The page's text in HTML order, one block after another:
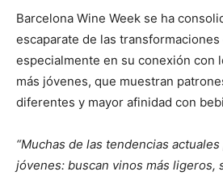
Barcelona Wine Week se ha
escaparate de las
especialmente en su conexión con
más jóvenes, que muestran
diferentes y mayor afinidad con
“Muchas de las tendencias
jóvenes: buscan vinos más ligeros,